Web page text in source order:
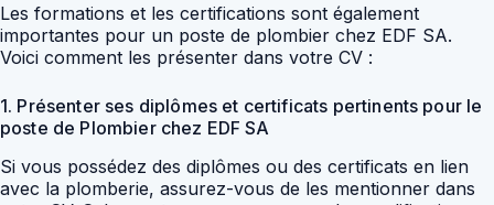
Les formations et les certifications sont également
importantes pour un poste de plombier chez EDF SA.
Voici comment les présenter dans votre CV :
1. Présenter ses diplômes et certificats pertinents pour le
poste de Plombier chez EDF SA
Si vous possédez des diplômes ou des certificats en lien
avec la plomberie, assurez-vous de les mentionner dans